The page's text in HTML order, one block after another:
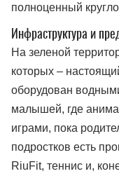
полноценный
Инфраструктура и
На зеленой
которых –
оборудован
малышей, где
играми, пока
подростков есть
RiuFit, теннис и,